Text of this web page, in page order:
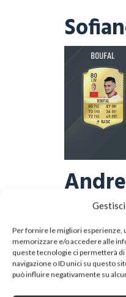
Per fornire le migliori esperienze,
memorizzare e/o accedere alle
queste tecnologie ci permetterà
navigazione o ID unici su questo
può influire negativamente su